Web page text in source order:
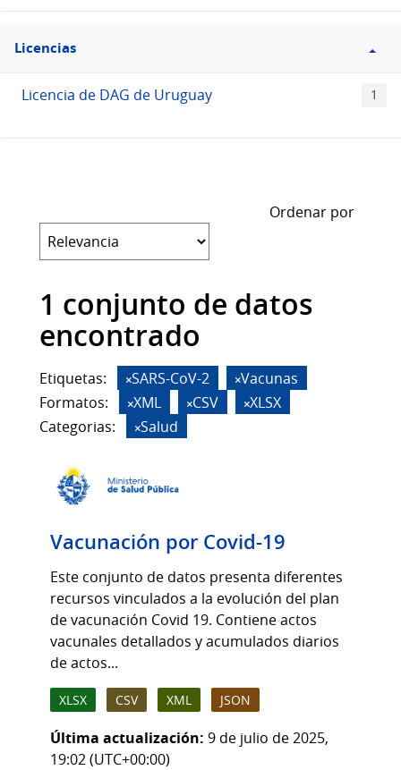
Filtro
Licencias
Licencias
Licencia de DAG de Uruguay 1
Ordenar por
1 conjunto de datos
encontrado
Etiquetas: SARS-CoV-2
Vacunas
Formatos:
XML CSV
XLSX
Categorias:
Salud
Vacunación por Covid-19
Este conjunto de datos presenta diferentes
recursos vinculados a la evolución del plan
de vacunación Covid 19. Contiene actos
vacunales detallados y acumulados diarios
de actos...
XLSX CSV XML JSON
Última actualización: 9 de julio de 2025,
19:02 (UTC+00:00)